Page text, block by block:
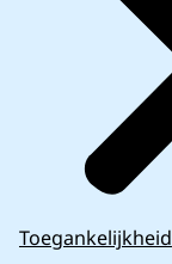
Toegankelijkheid